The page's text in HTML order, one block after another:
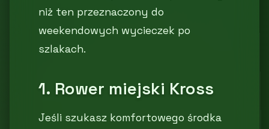
niż ten przeznaczony do
weekendowych wycieczek po
szlakach.
1. Rower miejski Kross
Jeśli szukasz komfortowego środka